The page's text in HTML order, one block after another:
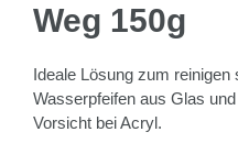
Weg 150g
Ideale Lösung zum
Wasserpfeifen aus Glas
Vorsicht bei Acryl.